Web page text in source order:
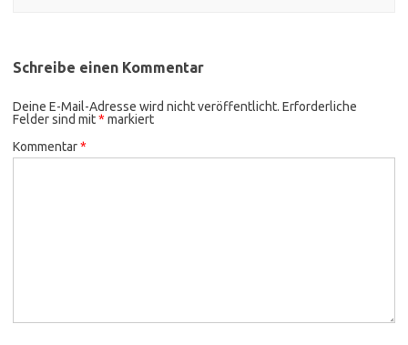
Schreibe einen Kommentar
Deine E-Mail-Adresse wird nicht veröffentlicht. Erforderliche
Felder sind mit* markiert
Kommentar*